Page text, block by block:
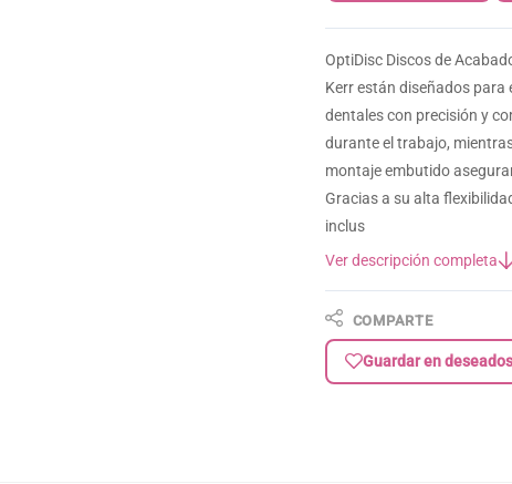
OptiDisc Discos de
Kerr están diseñados
dentales con precisión y
durante el trabajo,
montaje embutido
Gracias a su alta
inclus
Ver descripción completa
COMPARTE
Guardar en deseados